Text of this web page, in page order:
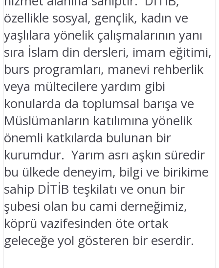
özellikle sosyal, gençlik, kadın ve
yaşlılara yönelik çalışmalarının yanı
sıra İslam din dersleri, imam eğitimi,
burs programları, manevi rehberlik
veya mültecilere yardım gibi
konularda da toplumsal barışa ve
Müslümanların katılımına yönelik
önemli katkılarda bulunan bir
kurumdur. Yarım asrı aşkın süredir
bu ülkede deneyim, bilgi ve birikime
sahip DİTİB teşkilatı ve onun bir
şubesi olan bu cami derneğimiz,
köprü vazifesinden öte ortak
geleceğe yol gösteren bir eserdir.